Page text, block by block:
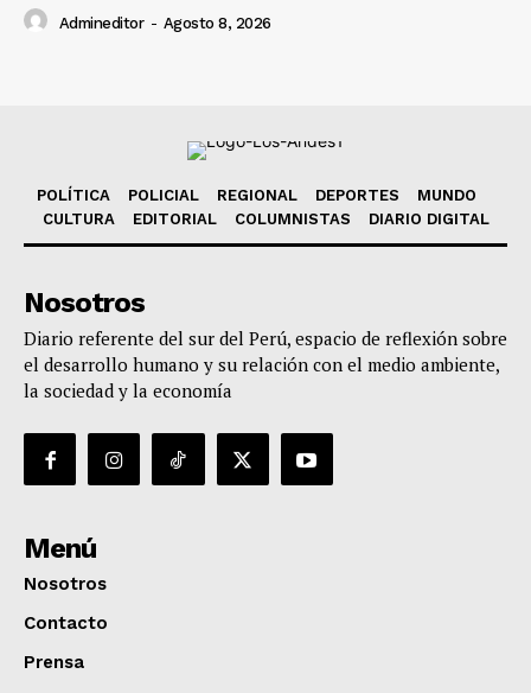
Admineditor - Agosto 8, 2026
POLÍTICA POLICIAL REGIONAL DEPORTES
MUNDO
CULTURA
EDITORIAL COLUMNISTAS DIARIO DIGITAL
Nosotros
Diario referente del sur del Perú, espacio de reflexión sobre
el desarrollo humano y su relación con el medio ambiente,
la sociedad y la economía
Menú
Nosotros
Contacto
Prensa